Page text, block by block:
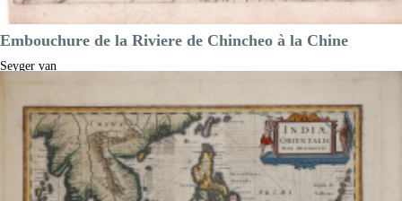
Embouchure de la Riviere de Chincheo à la Chine
Seyger van
Riferimento:
S46176
Misure:
200 x 160 mm
Anno:
1639 ca.
Luogo di Stampa:
Parigi
Prezzo
180,00 €